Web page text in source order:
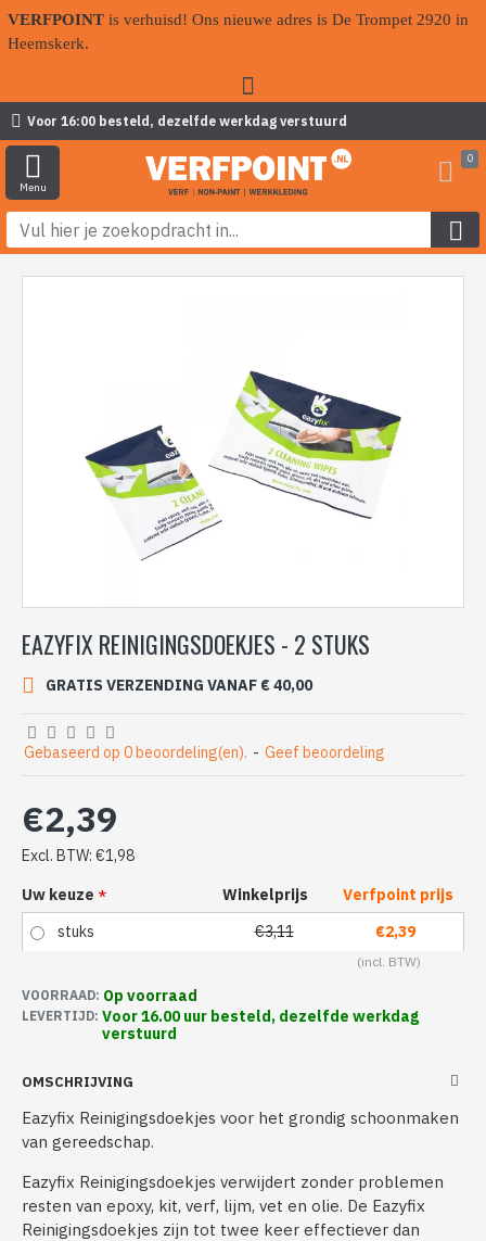
VERFPOINT is verhuisd! Ons nieuwe adres is De Trompet 2920 in
Heemskerk.
Voor 16:00 besteld, dezelfde werkdag verstuurd
0
EAZYFIX REINIGINGSDOEKJES - 2 STUKS
GRATIS VERZENDING VANAF € 40,00
VOORRAAD: Op voorraad
LEVERTIJD: Voor 16.00 uur besteld, dezelfde werkdag
verstuurd
Gebaseerd op 0 beoordeling(en). - Geef beoordeling
€2,39
Excl. BTW: €1,98
Uw keuze
Winkelprijs
Verfpoint prijs
€3,11
€2,39
stuks
OMSCHRIJVING
Eazyfix Reinigingsdoekjes voor het grondig schoonmaken
van gereedschap.
Eazyfix Reinigingsdoekjes verwijdert zonder problemen
resten van epoxy, kit, verf, lijm, vet en olie. De Eazyfix
Reinigingsdoekjes zijn tot twee keer effectiever dan